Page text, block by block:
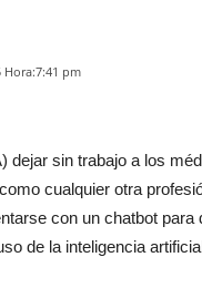
Hora:7:41 pm
dejar sin trabajo a los
cualquier otra
con un chatbot
de la inteligencia